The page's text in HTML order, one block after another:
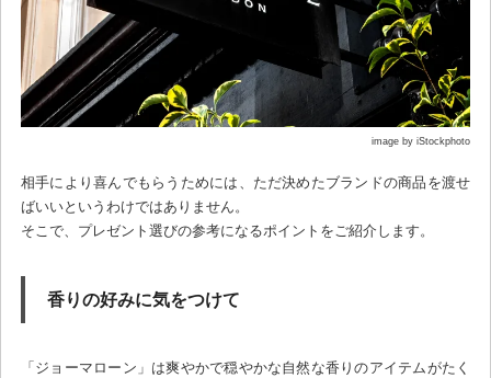
image by iStockphoto
相手により喜んでもらうためには、ただ決めたブランドの商品を渡せ
ばいいというわけではありません。
そこで、プレゼント選びの参考になるポイントをご紹介します。
香りの好みに気をつけて
「ジョーマローン」は爽やかで穏やかな自然な香りのアイテムがたく